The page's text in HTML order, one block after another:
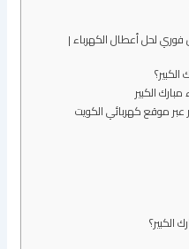
فوري لحل أعطال الكهرباء |
الكبير
عبر موقع كهربائي الكويت
الكبير؟